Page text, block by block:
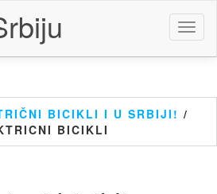
BICIKLI I U SRBIJI! /
BICIKLI